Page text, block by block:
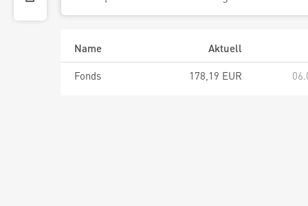
Name
Aktuell
Fonds
178,19 EUR